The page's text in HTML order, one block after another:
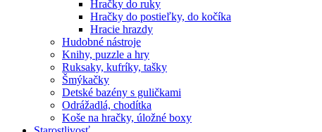
Hračky do ruky
Hračky do postieľky, do kočíka
Hracie hrazdy
Hudobné nástroje
Knihy, puzzle a hry
Ruksaky, kufríky, tašky
Šmýkačky
Detské bazény s guličkami
Odrážadlá, chodítka
Koše na hračky, úložné boxy